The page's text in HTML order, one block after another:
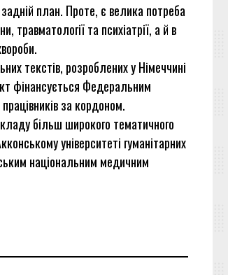
план. Проте, є велика потреба
травматології та психіатрії, а й в
текстів, розроблених у Німеччині
фінансується Федеральним
за кордоном.
більш широкого тематичного
університеті гуманітарних
національним медичним